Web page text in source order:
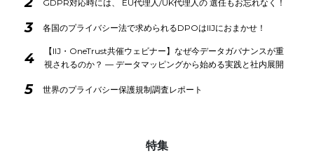
GDPR対応時には、 EU代理人/UK代理人の 選任もお忘れなく！
3 各国のプライバシー法で求められるDPOはIIJにおまかせ！
4
【IIJ・OneTrust共催ウェビナー】なぜ今データガバナンスが重
視されるのか？ ― データマッピングから始める実践と社内展開
5 世界のプライバシー保護規制調査レポート
特集